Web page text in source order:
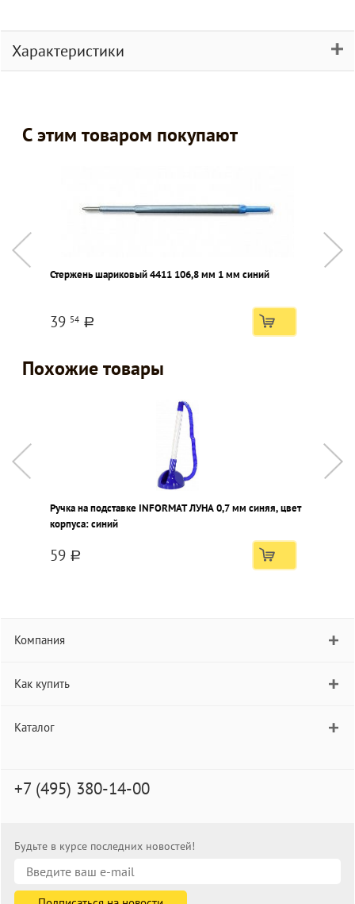
Характеристики
С этим товаром покупают
Стержень шариковый 4411 106,8 мм 1 мм синий
39 54 a
Похожие товары
Ручка на подставке INFORMAT ЛУНА 0,7 мм синяя, цвет
корпуса: синий
59 a
Компания
Как купить
Каталог
+7 (495) 380-14-00
Будьте в курсе последних новостей!